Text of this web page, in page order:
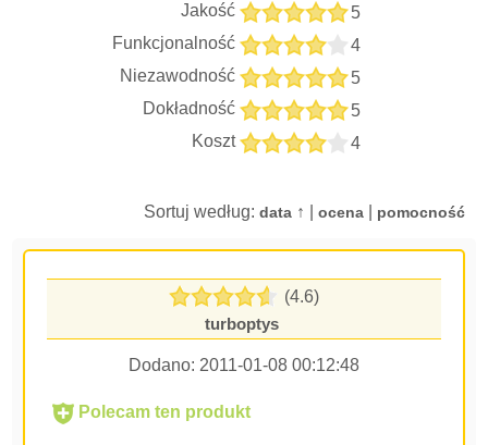
Jakość
5
Funkcjonalność
4
Niezawodność
5
Dokładność
5
Koszt
4
Sortuj według: data↑ | ocena| pomocność
(4.6)
turboptys
Dodano: 2011-01-08 00:12:48
Polecam ten produkt